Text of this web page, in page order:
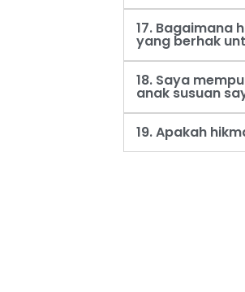
17. Bagaimana
yang berhak
18. Saya
anak susuan
19. Apakah